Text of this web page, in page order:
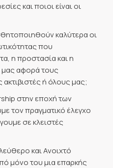
και ποιοι είναι οι
καλύτερα οι
που
η προστασία και η
αφορά τους
ή όλους μας;
στην εποχή των
τον πραγματικό έλεγχο
σε κλειστές
και Ανοιχτό
μόνο του μια επαρκής